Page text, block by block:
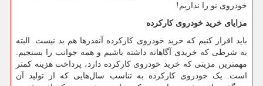
خودروی نو را نداریم!
مزایای خرید خودروی کارکرده
باید اقرار کنیم که خرید خودروی کارکرده آنقدرها هم بد نیست. البته
به شرطی که خریدی آگاهانه داشته باشیم و همه جوانب را بسنجیم.
مهمترین مزیتی که خرید خودروی کارکرده دارد، پرداخت هزینه کمتر
است. یک خودروی کارکرده به تناسب سال‌هایی که از تولید آن